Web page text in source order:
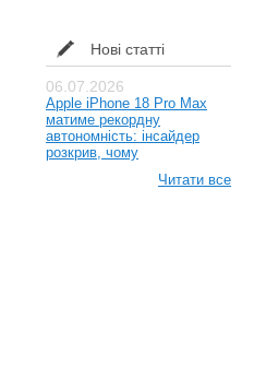
Нові статті
06.07.2026
Apple iPhone 18 Pro Max
матиме рекордну
автономність: інсайдер
розкрив, чому
Читати все